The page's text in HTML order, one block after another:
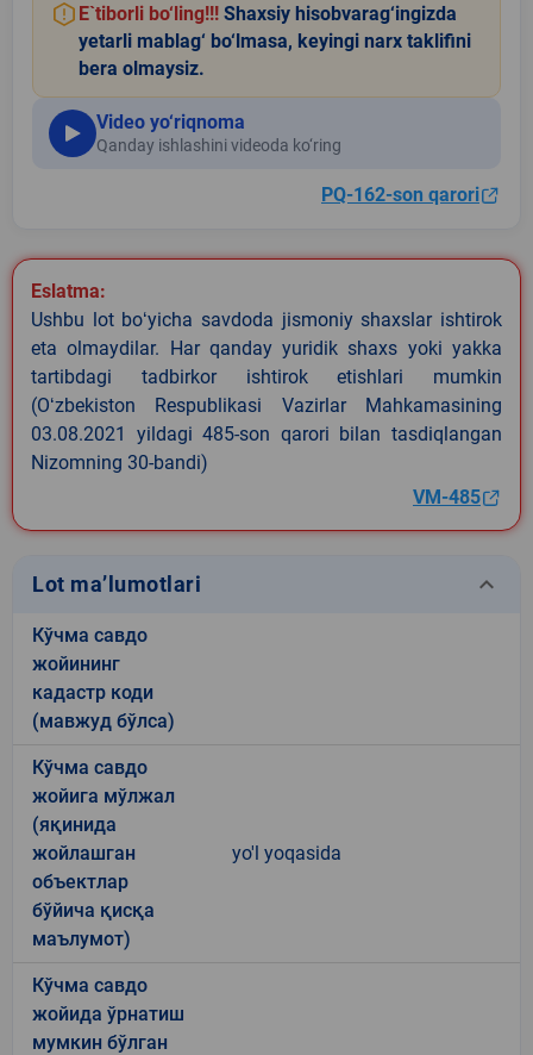
E`tiborli bo‘ling!!! Shaxsiy hisobvarag‘ingizda
yetarli mablag‘ bo‘lmasa, keyingi narx taklifini
bera olmaysiz.
Video yo‘riqnoma
Qanday ishlashini videoda ko‘ring
PQ-162-son qarori
Eslatma:
Ushbu lot boʻyicha savdoda jismoniy shaxslar ishtirok
eta olmaydilar. Har qanday yuridik shaxs yoki yakka
tartibdagi tadbirkor ishtirok etishlari mumkin
(Oʻzbekiston Respublikasi Vazirlar Mahkamasining
03.08.2021 yildagi 485-son qarori bilan tasdiqlangan
Nizomning 30-bandi)
VM-485
Lot ma’lumotlari keyboard_arrow_down
Кўчма савдо
жойининг
кадастр коди
(мавжуд бўлса)
Кўчма савдо
жойига мўлжал
(яқинида
жойлашган
объектлар
бўйича қисқа
маълумот)
yo'l yoqasida
Кўчма савдо
жойида ўрнатиш
мумкин бўлган